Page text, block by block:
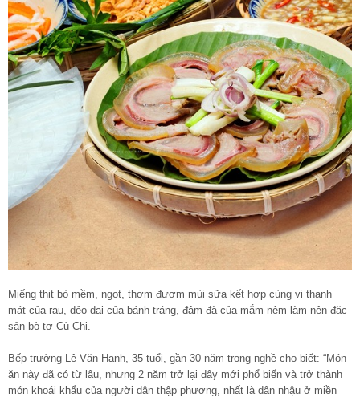
Miếng thịt bò mềm, ngọt, thơm đượm mùi sữa kết hợp cùng vị thanh
mát của rau, dẻo dai của bánh tráng, đậm đà của mắm nêm làm nên đặc
sản bò tơ Củ Chi.
Bếp trưởng Lê Văn Hạnh, 35 tuổi, gần 30 năm trong nghề cho biết: “Món
ăn này đã có từ lâu, nhưng 2 năm trở lại đây mới phổ biến và trở thành
món khoái khẩu của người dân thập phương, nhất là dân nhậu ở miền